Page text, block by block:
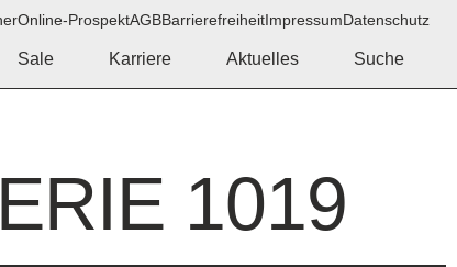
Sale Karriere Aktuelles Suche
Online-ProspektAGBBarrierefreiheitImpressumDatenschutz
1019